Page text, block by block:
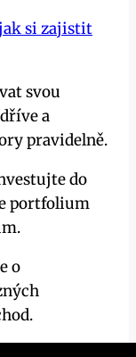
si zajistit
svou
a
pravidelně.
do
portfolium
o